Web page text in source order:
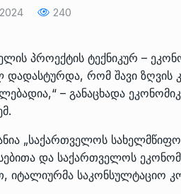
240
პროექტის ტექნიკურ –
დადასტურდა, რომ შავი ზღვის
– განაცხადა
„საქართველოს
და საქართველოს
იტალიურმა საკონსულტაციო
11/05/2022
ოპერისა და
13/05/2022
ზაქარია
ოპერისა და